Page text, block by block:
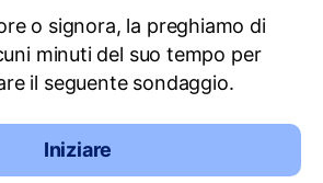
o signora, la preghiamo di
minuti del suo tempo per
il seguente sondaggio.
Iniziare